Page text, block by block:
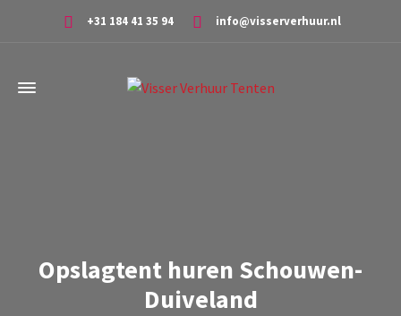
+31 184 41 35 94 info@visserverhuur.nl
Opslagtent huren Schouwen-
Duiveland